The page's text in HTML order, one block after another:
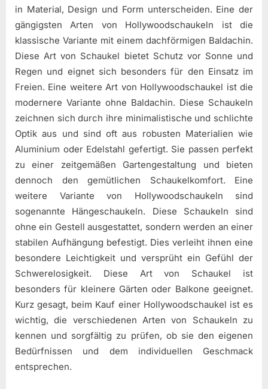
in Material, Design und Form unterscheiden. Eine der
gängigsten Arten von Hollywoodschaukeln ist die
klassische Variante mit einem dachförmigen Baldachin.
Diese Art von Schaukel bietet Schutz vor Sonne und
Regen und eignet sich besonders für den Einsatz im
Freien. Eine weitere Art von Hollywoodschaukel ist die
modernere Variante ohne Baldachin. Diese Schaukeln
zeichnen sich durch ihre minimalistische und schlichte
Optik aus und sind oft aus robusten Materialien wie
Aluminium oder Edelstahl gefertigt. Sie passen perfekt
zu einer zeitgemäßen Gartengestaltung und bieten
dennoch den gemütlichen Schaukelkomfort. Eine
weitere Variante von Hollywoodschaukeln sind
sogenannte Hängeschaukeln. Diese Schaukeln sind
ohne ein Gestell ausgestattet, sondern werden an einer
stabilen Aufhängung befestigt. Dies verleiht ihnen eine
besondere Leichtigkeit und versprüht ein Gefühl der
Schwerelosigkeit. Diese Art von Schaukel ist
besonders für kleinere Gärten oder Balkone geeignet.
Kurz gesagt, beim Kauf einer Hollywoodschaukel ist es
wichtig, die verschiedenen Arten von Schaukeln zu
kennen und sorgfältig zu prüfen, ob sie den eigenen
Bedürfnissen und dem individuellen Geschmack
entsprechen.